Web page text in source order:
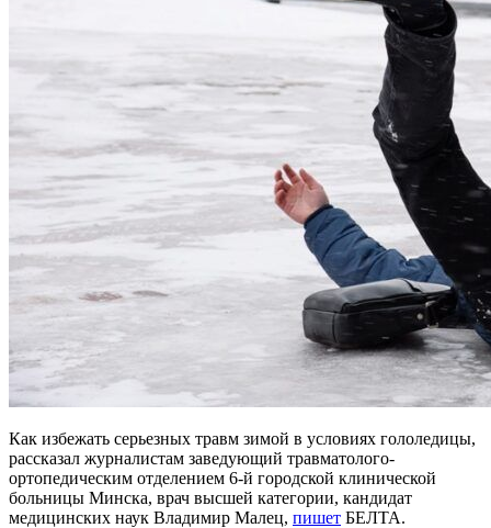
Как избежать серьезных травм зимой в условиях гололедицы,
рассказал журналистам заведующий травматолого-
ортопедическим отделением 6-й городской клинической
больницы Минска, врач высшей категории, кандидат
медицинских наук Владимир Малец, пишет БЕЛТА.